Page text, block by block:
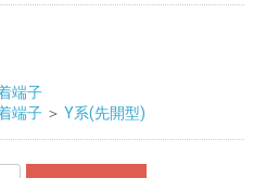
端子
端子 ＞ Y系(先開型)